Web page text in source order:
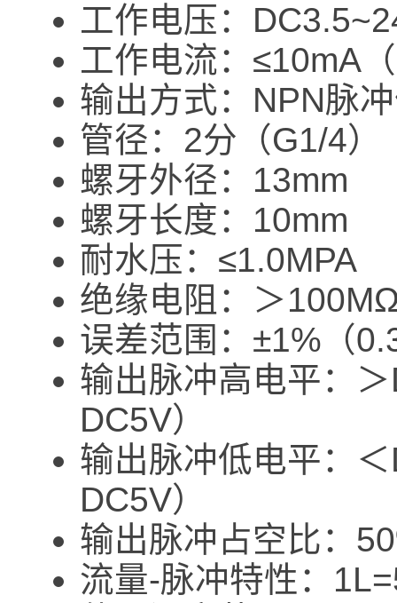
工作电压：
工作电流：≤10mA
输出方式：NPN脉
管径：2分（G1/4）
螺牙外径：13mm
螺牙长度：10mm
耐水压：≤1.0MPA
绝缘电阻：＞
误差范围：±1%（
输出脉冲高电平：
DC5V）
输出脉冲低电平：
DC5V）
输出脉冲占空比：
流量-脉冲特性：